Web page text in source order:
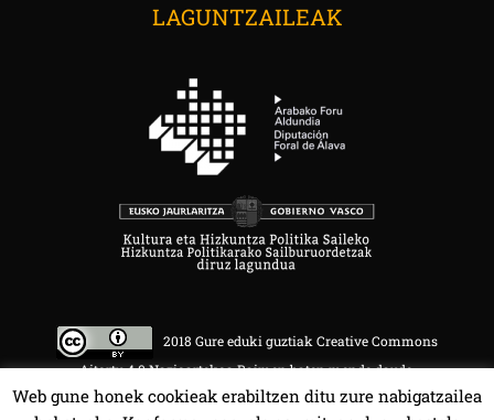
LAGUNTZAILEAK
2018 Gure eduki guztiak Creative Commons
Aitortu 4.0 Nazioartekoa Baimen baten mende daude.
Web gune honek cookieak erabiltzen ditu zure nabigatzailea